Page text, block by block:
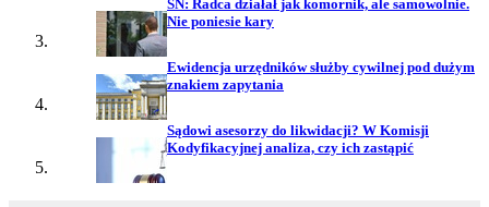
SN: Radca działał jak komornik, ale samowolnie.
Nie poniesie kary
Ewidencja urzędników służby cywilnej pod dużym
znakiem zapytania
Sądowi asesorzy do likwidacji? W Komisji
Kodyfikacyjnej analiza, czy ich zastąpić